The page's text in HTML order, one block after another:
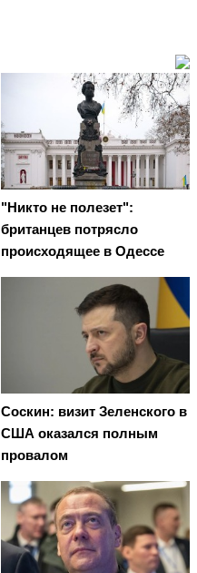
"Никто не полезет":
британцев потрясло
происходящее в Одессе
Соскин: визит Зеленского в
США оказался полным
провалом